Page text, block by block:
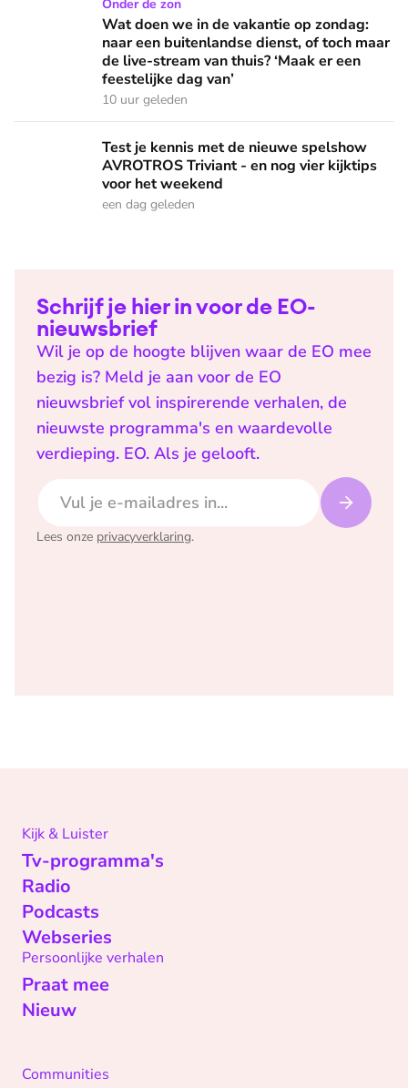
Onder de zon
Wat doen we in de vakantie op zondag:
naar een buitenlandse dienst, of toch maar
de live-stream van thuis? ‘Maak er een
feestelijke dag van’
10 uur geleden
Test je kennis met de nieuwe spelshow AVROTROS
Test je kennis met de nieuwe spelshow
AVROTROS Triviant - en nog vier kijktips
voor het weekend
een dag geleden
Schrijf je hier in voor de EO-
nieuwsbrief
Wil je op de hoogte blijven waar de EO mee
bezig is? Meld je aan voor de EO
nieuwsbrief vol inspirerende verhalen, de
nieuwste programma's en waardevolle
verdieping. EO. Als je gelooft.
Lees onze privacyverklaring.
Kijk & Luister
Tv-programma's
Radio
Podcasts
Webseries
Persoonlijke verhalen
Praat mee
Nieuw
Communities